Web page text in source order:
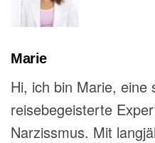
Marie
Hi, ich bin Marie, eine
reisebegeisterte
Narzissmus. Mit